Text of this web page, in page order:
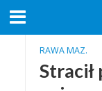
RAWA MAZ.
Stracił